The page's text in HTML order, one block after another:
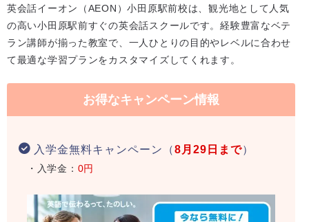
英会話イーオン（AEON）小田原駅前校は、観光地として人気
の高い小田原駅前すぐの英会話スクールです。経験豊富なベテ
ラン講師が揃った教室で、一人ひとりの目的やレベルに合わせ
て最適な学習プランをカスタマイズしてくれます。
お得なキャンペーン情報
入学金無料キャンペーン（8月29日まで）
・入学金： 0円